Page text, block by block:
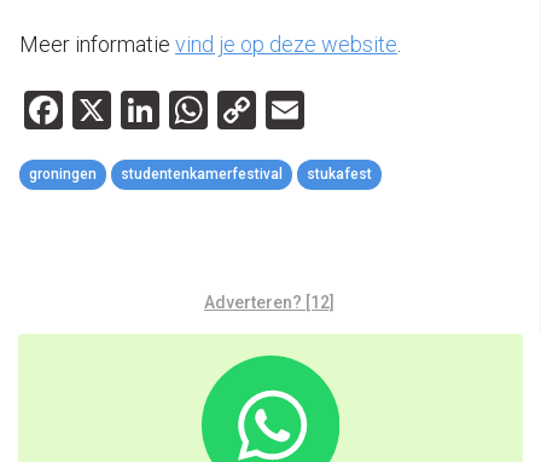
Meer informatie vind je op deze website
Facebook
X LinkedIn
WhatsApp
Copy
Link
groningen studentenkamerfestival stukafest
Adverteren? [12]